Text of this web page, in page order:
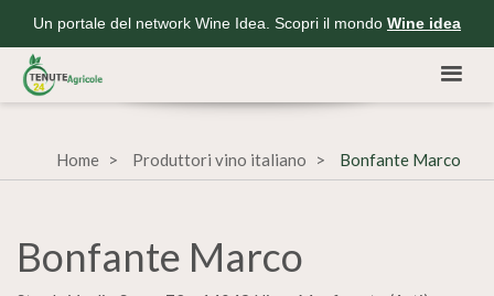
Un portale del network Wine Idea. Scopri il mondo Wine idea
Home Produttori vino italiano Bonfante Marco
Bonfante Marco